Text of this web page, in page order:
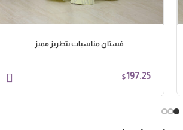
فستان مناسبات بتطريز مميز
$197.25